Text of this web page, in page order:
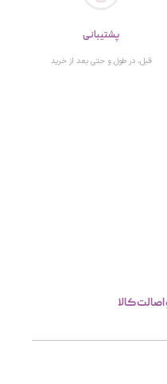
پشتیبانی
قبل، در طول و حتی بعد از خرید
کالا